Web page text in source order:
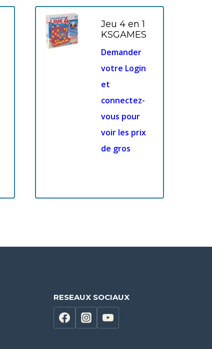
Jeu 4 en 1
KSGAMES
Demander
votre Login
et
connectez-
vous pour
voir les prix
de gros
RESEAUX SOCIAUX